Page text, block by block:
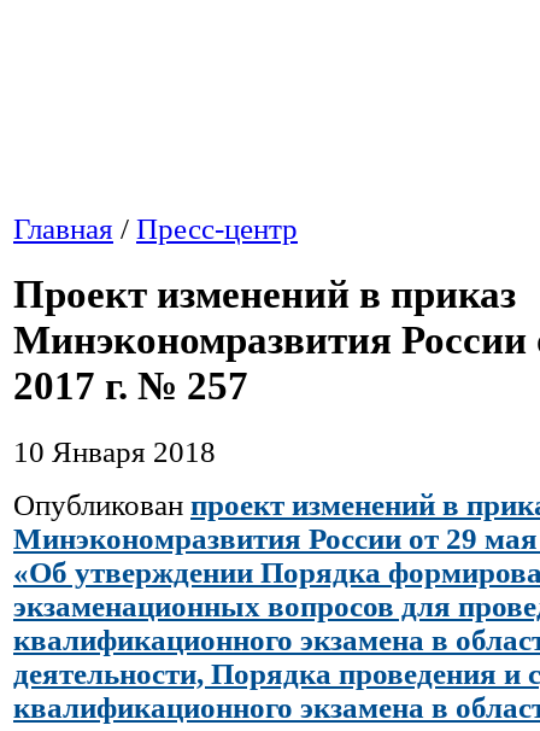
Главная / Пресс-центр
Проект изменений в приказ
Минэкономразвития России
2017 г. № 257
10 Января 2018
Опубликован проект изменений в
Минэкономразвития России от 29
«Об утверждении Порядка
экзаменационных вопросов для
квалификационного экзамена в
деятельности, Порядка проведения и
квалификационного экзамена в